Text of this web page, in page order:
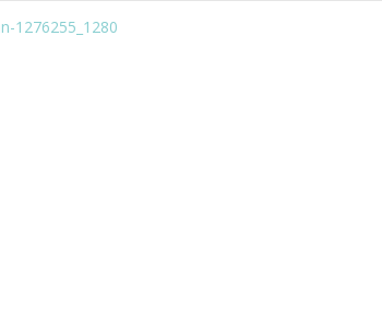
1276255_1280